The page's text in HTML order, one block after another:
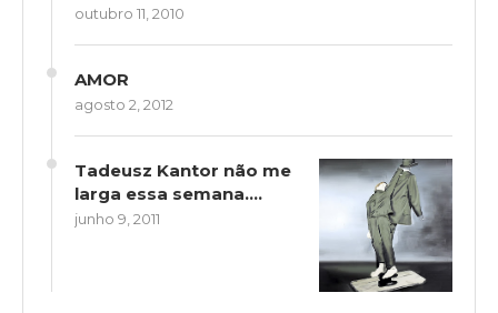
outubro 11, 2010
AMOR
agosto 2, 2012
Tadeusz Kantor não me
larga essa semana….
junho 9, 2011